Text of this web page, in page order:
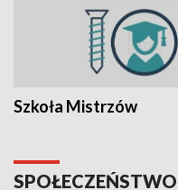
Szkoła Mistrzów
SPOŁECZEŃSTWO